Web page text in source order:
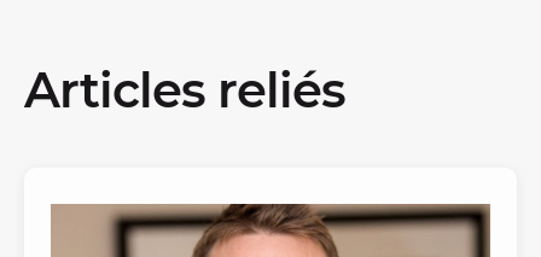
Articles reliés